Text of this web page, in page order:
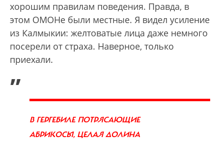
хорошим правилам поведения. Правда, в
этом ОМОНе были местные. Я видел усиление
из Калмыкии: желтоватые лица даже немного
посерели от страха. Наверное, только
приехали.
„
В ГЕРГЕБИЛЕ ПОТРЯСАЮЩИЕ
АБРИКОСЫ, ЦЕЛАЯ ДОЛИНА